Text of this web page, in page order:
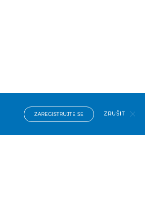
ZAREGISTRUJTE SE ZRUŠIT